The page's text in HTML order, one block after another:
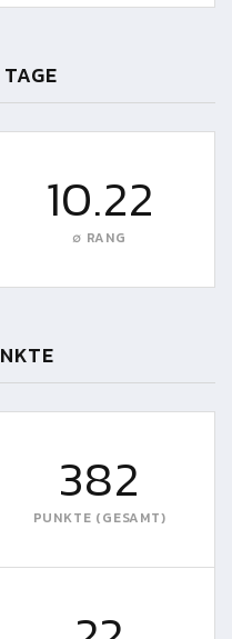
10.22
∅ RANG
382
PUNKTE (GESAMT)